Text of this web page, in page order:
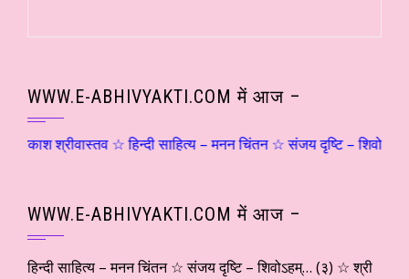
WWW.E-ABHIVYAKTI.COM में आज –
☆ हिन्दी साहित्य – मनन चिंतन ☆ संजय दृष्टि –
WWW.E-ABHIVYAKTI.COM में आज –
हिन्दी साहित्य – मनन चिंतन ☆ संजय दृष्टि – शिवोऽहम्… (३) ☆ श्री